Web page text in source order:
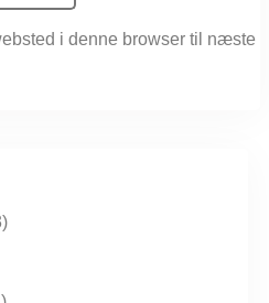
i denne browser til næste